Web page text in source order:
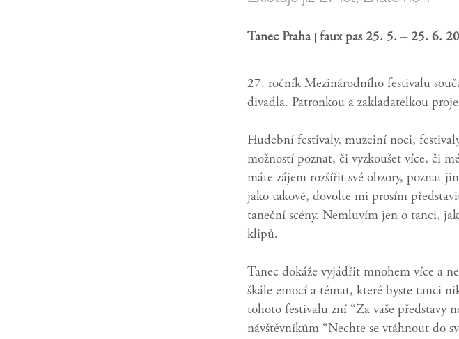
Tanec Praha faux pas 25. 5. – 25. 6.
27. ročník Mezinárodního festivalu
divadla. Patronkou a zakladatelkou
Hudební festivaly, muzeiní noci,
možností poznat, či vyzkoušet více, či
máte zájem rozšířit své obzory, poznat
jako takové, dovolte mi prosím
taneční scény. Nemluvím jen o tanci,
klipů.
Tanec dokáže vyjádřit mnohem více a
škále emocí a témat, které byste tanci
tohoto festivalu zní “Za vaše představy
návštěvníkům “Nechte se vtáhnout do